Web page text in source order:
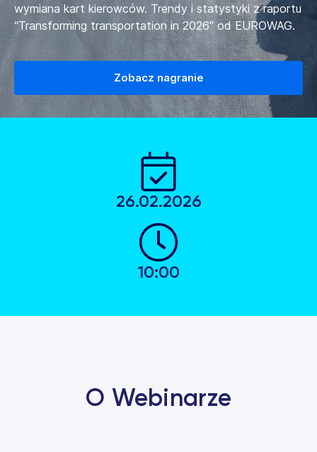
wymiana kart kierowców. Trendy i statystyki z raportu
“Transforming transportation in 2026" od EUROWAG.
Zobacz nagranie
26.02.2026
10:00
O Webinarze